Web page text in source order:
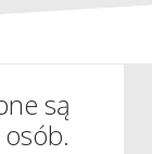
są